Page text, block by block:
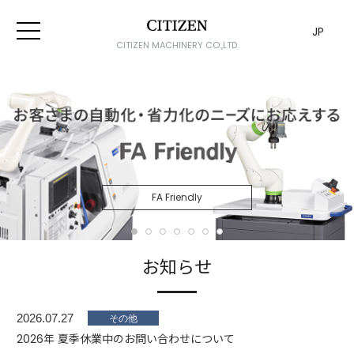
CITIZEN MACHINERY CO.,LTD.
JP
FA Friendly
お知らせ
2026.07.27
2026年 夏季休業中のお問い合わせについて